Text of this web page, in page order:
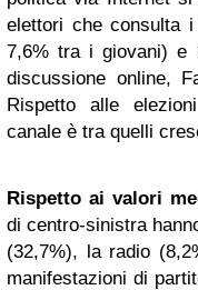
elettori che consulta
7,6% tra i giovani) e
discussione online,
Rispetto alle
canale è tra quelli
Rispetto ai valori
di centro-sinistra
(32,7%), la radio
manifestazioni di